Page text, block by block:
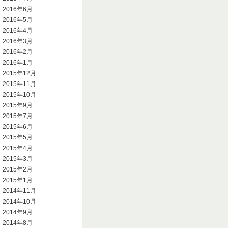
2016年6月
2016年5月
2016年4月
2016年3月
2016年2月
2016年1月
2015年12月
2015年11月
2015年10月
2015年9月
2015年7月
2015年6月
2015年5月
2015年4月
2015年3月
2015年2月
2015年1月
2014年11月
2014年10月
2014年9月
2014年8月